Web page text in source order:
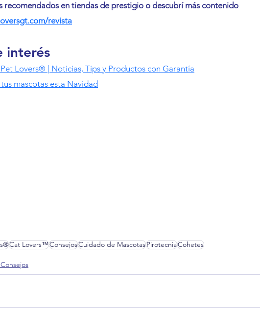
recomendados en tiendas de prestigio o descubrí más contenido
revista
interés
Lovers® | Noticias, Tips y Productos con Garantía
mascotas esta Navidad
Cat Lovers™ConsejosCuidado de MascotasPirotecniaCohetes